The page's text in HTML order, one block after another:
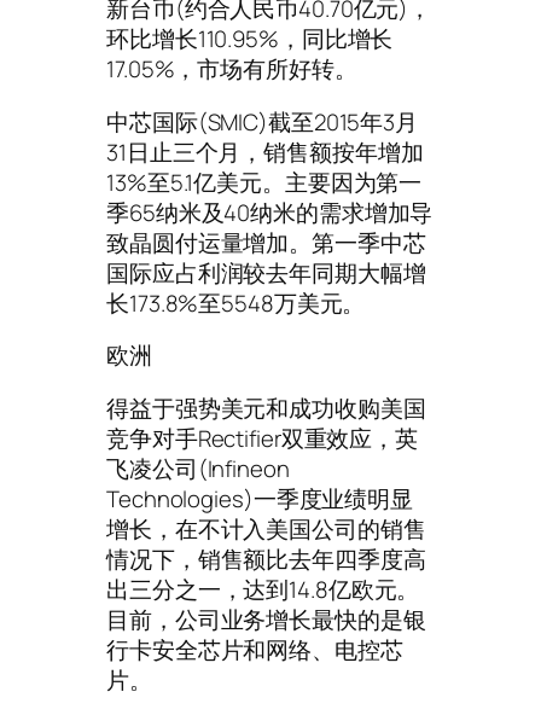
新台币(约合人民币40.70亿元)，
环比增长110.95%，同比增长
17.05%，市场有所好转。
中芯国际(SMIC)截至2015年3月
31日止三个月，销售额按年增加
13%至5.1亿美元。主要因为第一
季65纳米及40纳米的需求增加导
致晶圆付运量增加。第一季中芯
国际应占利润较去年同期大幅增
长173.8%至5548万美元。
欧洲
得益于强势美元和成功收购美国
竞争对手Rectifier双重效应，英
飞凌公司(Infineon
Technologies)一季度业绩明显
增长，在不计入美国公司的销售
情况下，销售额比去年四季度高
出三分之一，达到14.8亿欧元。
目前，公司业务增长最快的是银
行卡安全芯片和网络、电控芯
片。